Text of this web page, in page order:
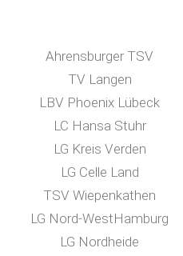
Ahrensburger TSV
TV Langen
LBV Phoenix Lübeck
LC Hansa Stuhr
LG Kreis Verden
LG Celle Land
TSV Wiepenkathen
LG Nord-WestHamburg
LG Nordheide